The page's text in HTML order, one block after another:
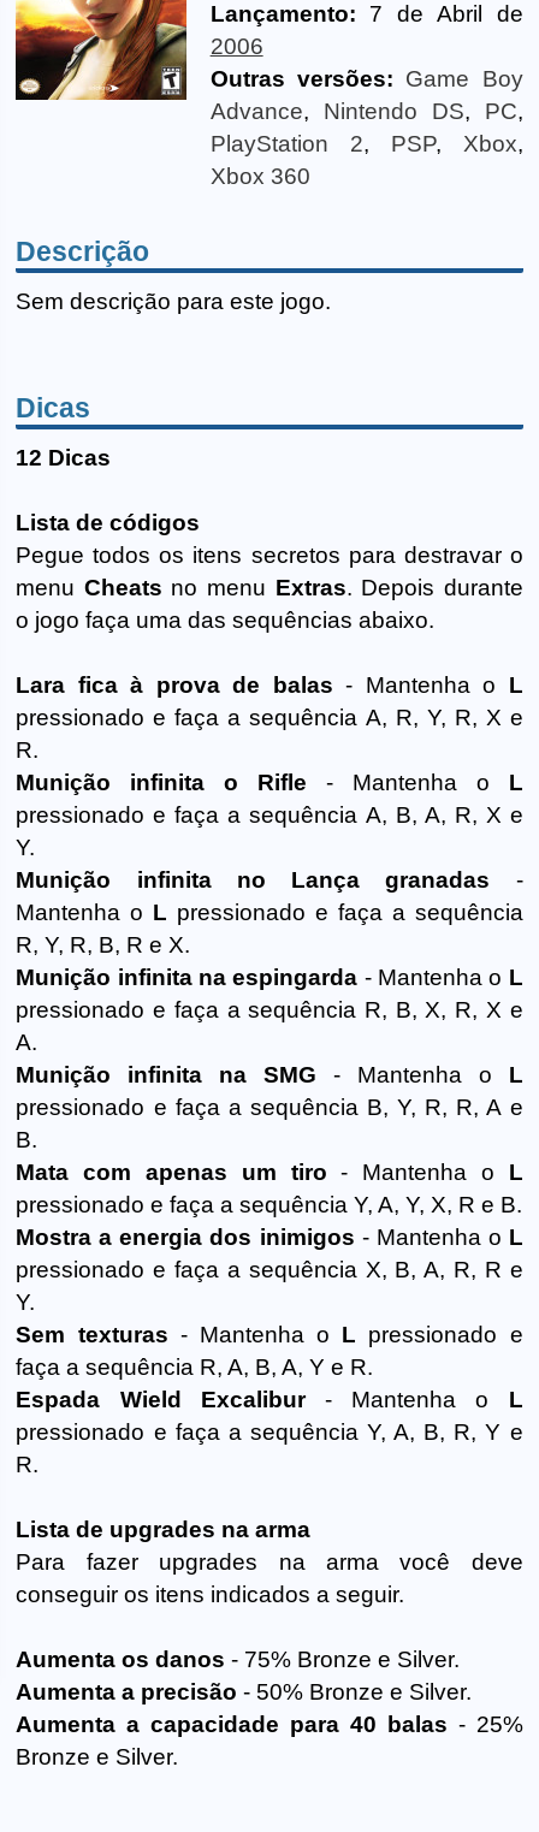
Lançamento: 7 de Abril de
2006
Outras versões: Game Boy
Advance, Nintendo DS, PC,
PlayStation 2, PSP, Xbox,
Xbox 360
Descrição
Sem descrição para este jogo.
Dicas
12 Dicas
Lista de códigos
Pegue todos os itens secretos para destravar o
menu Cheats no menu Extras. Depois durante
o jogo faça uma das sequências abaixo.
Lara fica à prova de balas - Mantenha o L
pressionado e faça a sequência A, R, Y, R, X e
R.
Munição infinita o Rifle - Mantenha o L
pressionado e faça a sequência A, B, A, R, X e
Y.
Munição infinita no Lança granadas -
Mantenha o L pressionado e faça a sequência
R, Y, R, B, R e X.
Munição infinita na espingarda - Mantenha o L
pressionado e faça a sequência R, B, X, R, X e
A.
Munição infinita na SMG - Mantenha o L
pressionado e faça a sequência B, Y, R, R, A e
B.
Mata com apenas um tiro - Mantenha o L
pressionado e faça a sequência Y, A, Y, X, R e B.
Mostra a energia dos inimigos - Mantenha o L
pressionado e faça a sequência X, B, A, R, R e
Y.
Sem texturas - Mantenha o L pressionado e
faça a sequência R, A, B, A, Y e R.
Espada Wield Excalibur- Mantenha o L
pressionado e faça a sequência Y, A, B, R, Y e
R.
Lista de upgrades na arma
Para fazer upgrades na arma você deve
conseguir os itens indicados a seguir.
Aumenta os danos - 75% Bronze e Silver.
Aumenta a precisão - 50% Bronze e Silver.
Aumenta a capacidade para 40 balas - 25%
Bronze e Silver.